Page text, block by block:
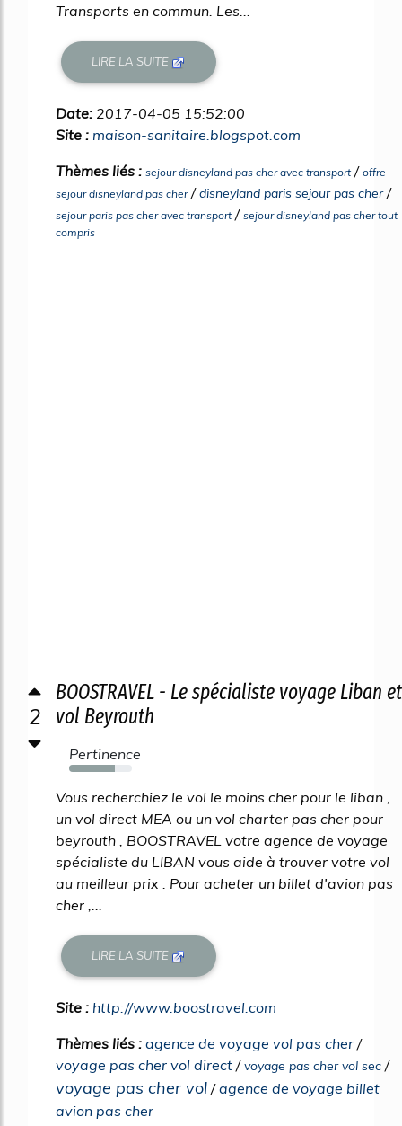
Transports en commun. Les...
LIRE LA SUITE
Date: 2017-04-05 15:52:00
Site : maison-sanitaire.blogspot.com
Thèmes liés : sejour disneyland pas cher avec transport/ offre
sejour disneyland pas cher/disneyland paris sejour pas cher/
sejour paris pas cher avec transport/ sejour disneyland pas cher tout
compris
2
BOOSTRAVEL - Le spécialiste voyage Liban et
vol Beyrouth
Pertinence
73%
Vous recherchiez le vol le moins cher pour le liban ,
un vol direct MEA ou un vol charter pas cher pour
beyrouth , BOOSTRAVEL votre agence de voyage
spécialiste du LIBAN vous aide à trouver votre vol
au meilleur prix . Pour acheter un billet d'avion pas
cher ,...
LIRE LA SUITE
Site : http://www.boostravel.com
Thèmes liés : agence de voyage vol pas cher /
voyage pas cher vol direct /voyage pas cher vol sec /
voyage pas cher vol /agence de voyage billet
avion pas cher